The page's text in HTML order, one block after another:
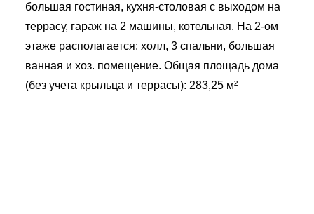
большая гостиная, кухня-столовая с выходом на
террасу, гараж на 2 машины, котельная. На 2-ом
этаже располагается: холл, 3 спальни, большая
ванная и хоз. помещение. Общая площадь дома
(без учета крыльца и террасы): 283,25 м²